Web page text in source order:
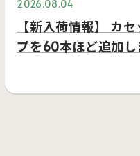
2026.08.04
【新入荷情報】 カ
プを60本ほど追加し